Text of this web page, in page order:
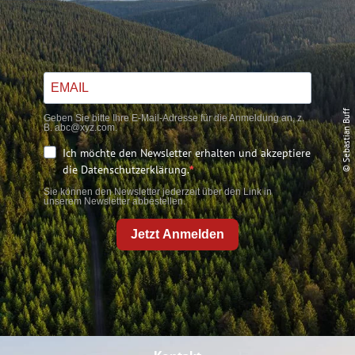
© Sebastian Buff
Geben Sie bitte Ihre E-Mail-Adresse für die Anmeldung an, z.
B. abc@xyz.com.
Ich möchte den Newsletter erhalten und akzeptiere
die Datenschutzerklärung.
Sie können den Newsletter jederzeit über den Link in
unserem Newsletter abbestellen.
Jetzt Anmelden